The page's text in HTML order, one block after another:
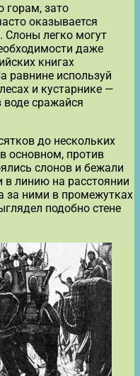
горам, зато
оказывается
Слоны легко могут
даже
книгах
равнине используй
и кустарнике —
сражайся
до нескольких
основном, против
слонов и бежали
в линию на расстоянии
за ними в промежутках
подобно стене